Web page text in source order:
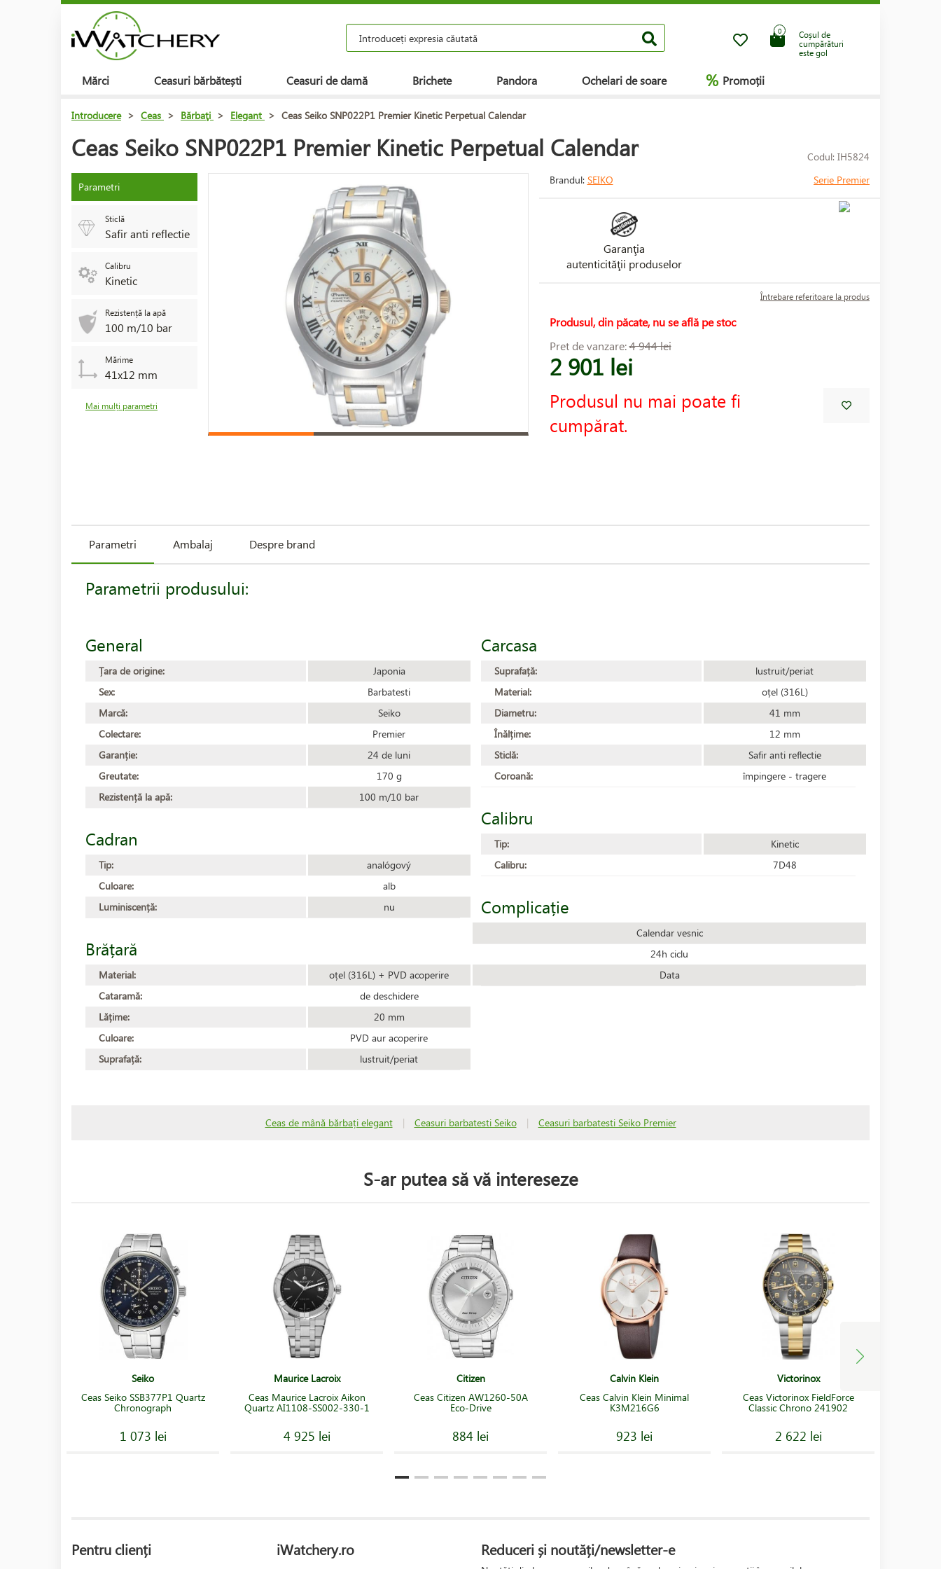
Coșul de
cumpărături
este gol
0
Mărci Ceasuri bărbătești Ceasuri de damă Brichete Pandora Ochelari de soare % Promoții
Introducere > Ceas > Bărbaţi > Elegant > Ceas Seiko SNP022P1 Premier Kinetic Perpetual Calendar
Ceas Seiko SNP022P1 Premier Kinetic Perpetual Calendar Codul: IH5824
Parametri
Sticlă
Safir anti reflectie
Calibru
Kinetic
Rezistență la apă
100 m/10 bar
Mărime
41x12 mm
Mai mulți parametri
Brandul: SEIKO Serie Premier
Garanţia
autenticităţii produselor
Întrebare referitoare la produs
Produsul, din păcate, nu se află pe stoc
Pret de vanzare:4 944 lei
2 901 lei
Produsul nu mai poate fi
cumpărat.
Parametri Ambalaj Despre brand
Parametrii produsului:
General
Țara de origine:
Japonia
Sex:
Barbatesti
Marcă:
Seiko
Colectare:
Premier
Garanție:
24 de luni
Greutate:
170 g
Rezistență la apă:
100 m/10 bar
Cadran
Tip:
analógový
Culoare:
alb
Luminiscență:
nu
Brățară
Material:
oțel (316L) + PVD acoperire
Cataramă:
de deschidere
Lățime:
20 mm
Culoare:
PVD aur acoperire
Suprafață:
lustruit/periat
Carcasa
Suprafață:
lustruit/periat
Material:
oțel (316L)
Diametru:
41 mm
Înălțime:
12 mm
Sticlă:
Safir anti reflectie
Coroană:
împingere - tragere
Calibru
Tip:
Kinetic
Calibru:
7D48
Complicație
Calendar vesnic
24h ciclu
Data
Ceas de mână bărbați elegant | Ceasuri barbatesti Seiko | Ceasuri barbatesti Seiko Premier
S-ar putea să vă intereseze
Seiko
Ceas Seiko SSB377P1 Quartz
Chronograph
1 073 lei
Maurice Lacroix
Ceas Maurice Lacroix Aikon
Quartz AI1108-SS002-330-1
4 925 lei
Citizen
Ceas Citizen AW1260-50A
Eco-Drive
884 lei
Calvin Klein
Ceas Calvin Klein Minimal
K3M216G6
923 lei
Victorinox
Ceas Victorinox FieldForce
Classic Chrono 241902
2 622 lei
Pentru clienți iWatchery.ro Reduceri și noutăți/newsletter-e